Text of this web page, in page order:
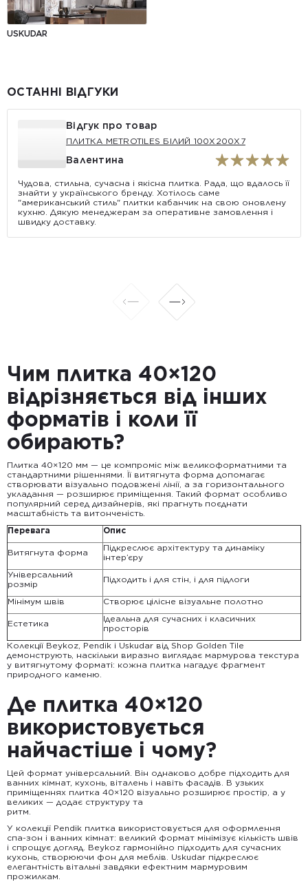
USKUDAR
ОСТАННІ ВІДГУКИ
Відгук про товар
ПЛИТКА METROTILES БІЛИЙ 100X200X7
Валентина
Чудова, стильна, сучасна і якісна плитка. Рада, що вдалось її
знайти у українського бренду. Хотілось саме
"американський стиль" плитки кабанчик на свою оновлену
кухню. Дякую менеджерам за оперативне замовлення і
швидку доставку.
Чим плитка 40×120
відрізняється від інших
форматів і коли її
обирають?
Плитка 40×120 мм — це компроміс між великоформатними та
стандартними рішеннями. Її витягнута форма допомагає
створювати візуально подовжені лінії, а за горизонтального
укладання — розширює приміщення. Такий формат особливо
популярний серед дизайнерів, які прагнуть поєднати
масштабність та витонченість.
Перевага
Опис
Витягнута форма
Підкреслює архітектуру та динаміку
інтер’єру
Універсальний
розмір
Підходить і для стін, і для підлоги
Мінімум швів Створює цілісне візуальне полотно
Естетика
Ідеальна для сучасних і класичних
просторів
Колекції Beykoz, Pendik і Uskudar від Shop Golden Tile
демонструють, наскільки виразно виглядає мармурова текстура
у витягнутому форматі: кожна плитка нагадує фрагмент
природного каменю.
Де плитка 40×120
використовується
найчастіше і чому?
Цей формат універсальний. Він однаково добре підходить для
ванних кімнат, кухонь, віталень і навіть фасадів. В узьких
приміщеннях плитка 40×120 візуально розширює простір, а у
великих — додає структуру та
ритм.
У колекції Pendik плитка використовується для оформлення
спа-зон і ванних кімнат: великий формат мінімізує кількість швів
і спрощує догляд. Beykoz гармонійно підходить для сучасних
кухонь, створюючи фон для меблів. Uskudar підкреслює
елегантність вітальні завдяки ефектним мармуровим
прожилкам.